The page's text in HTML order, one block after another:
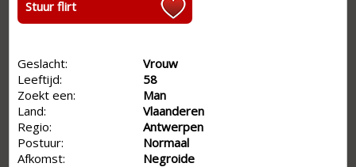
Stuur flirt
Geslacht:
Vrouw
Leeftijd:
58
Zoekt een:
Man
Land:
Vlaanderen
Regio:
Antwerpen
Postuur:
Normaal
Afkomst:
Negroide